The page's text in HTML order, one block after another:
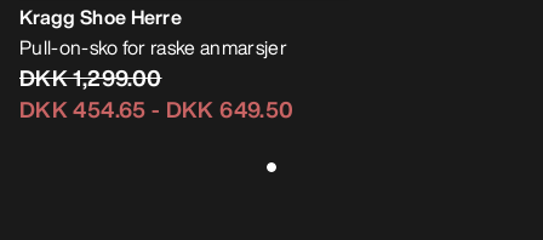
Kragg Shoe Herre
Pull-on-sko for raske anmarsjer
DKK 1,299.00
DKK 454.65- DKK 649.50